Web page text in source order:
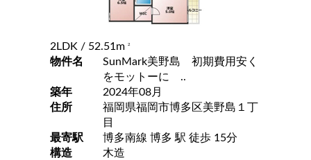
2LDK / 52.51m 2
物件名
SunMark美野島 初期費用安く
をモットーに ..
築年
2024年08月
住所
福岡県福岡市博多区美野島１丁
目
最寄駅
博多南線 博多 駅 徒歩 15分
構造
木造